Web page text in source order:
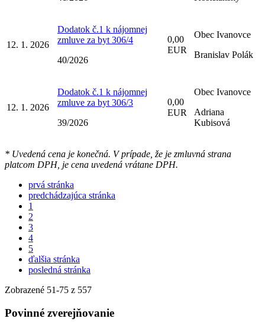
12. 1. 2026
Dodatok č.1 k nájomnej
zmluve za byt 306/4
40/2026
0,00
EUR
Obec Ivanovce
Branislav Polák
12. 1. 2026
Dodatok č.1 k nájomnej
zmluve za byt 306/3
39/2026
0,00
EUR
Obec Ivanovce
Adriana
Kubisová
* Uvedená cena je konečná. V prípade, že je zmluvná strana
platcom DPH, je cena uvedená vrátane DPH.
prvá stránka
predchádzajúca stránka
1
2
3
4
5
ďalšia stránka
posledná stránka
Zobrazené 51-75 z 557
Povinné zverejňovanie